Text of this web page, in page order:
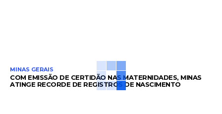
MINAS GERAIS
COM EMISSÃO DE CERTIDÃO NAS MATERNIDADES, MINAS
ATINGE RECORDE DE REGISTROS DE NASCIMENTO